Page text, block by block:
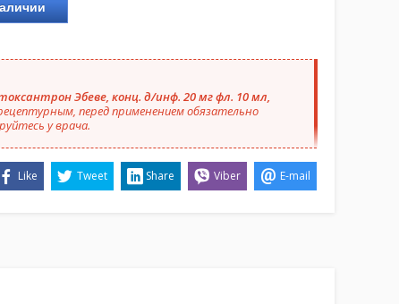
Эбеве, конц. д/инф. 20 мг фл. 10 мл,
перед применением обязательно
у врача.
Like Tweet Share Viber E-mail